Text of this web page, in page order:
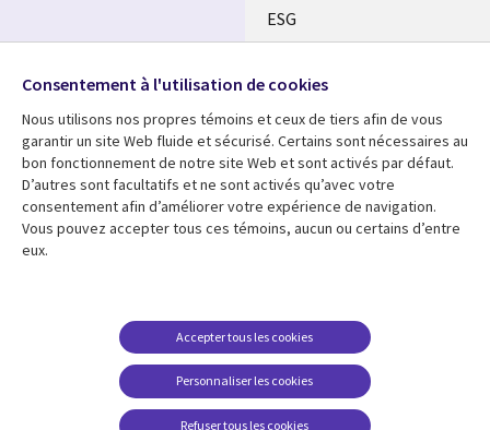
ESG
Fusions
Salle de presse
Ressources
Articles
Études de cas
Baladodiffusions
Support
Restrictions et
conditions juridiques
Carrières FAQ
Centre de gestion des
Suivez-nous
Social
Media
Global
FR
Consentement à l'utilisation de cookies
Nous utilisons nos propres témoins et ceux de tiers afin de vous
garantir un site Web fluide et sécurisé. Certains sont nécessaires au
bon fonctionnement de notre site Web et sont activés par défaut.
D’autres sont facultatifs et ne sont activés qu’avec votre
consentement afin d’améliorer votre expérience de navigation.
Vous pouvez accepter tous ces témoins, aucun ou certains d’entre
eux.
Personnaliser les cookies
Accepter tous les cookies
Refuser tous les cookies